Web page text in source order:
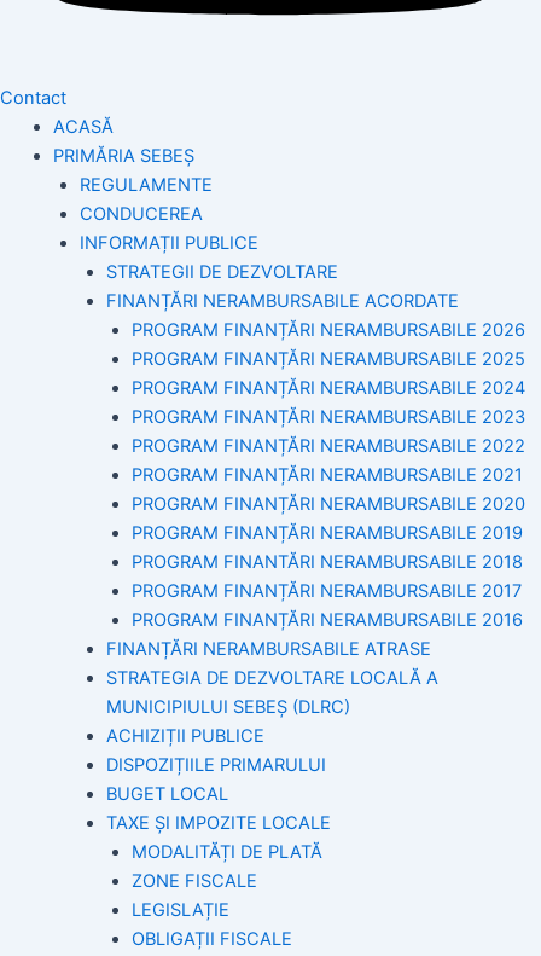
Contact
ACASĂ
PRIMĂRIA SEBEȘ
REGULAMENTE
CONDUCEREA
INFORMAȚII PUBLICE
STRATEGII DE DEZVOLTARE
FINANȚĂRI NERAMBURSABILE ACORDATE
PROGRAM FINANȚĂRI NERAMBURSABILE 2026
PROGRAM FINANȚĂRI NERAMBURSABILE 2025
PROGRAM FINANȚĂRI NERAMBURSABILE 2024
PROGRAM FINANȚĂRI NERAMBURSABILE 2023
PROGRAM FINANȚĂRI NERAMBURSABILE 2022
PROGRAM FINANȚĂRI NERAMBURSABILE 2021
PROGRAM FINANȚĂRI NERAMBURSABILE 2020
PROGRAM FINANȚĂRI NERAMBURSABILE 2019
PROGRAM FINANTĂRI NERAMBURSABILE 2018
PROGRAM FINANȚĂRI NERAMBURSABILE 2017
PROGRAM FINANȚĂRI NERAMBURSABILE 2016
FINANȚĂRI NERAMBURSABILE ATRASE
STRATEGIA DE DEZVOLTARE LOCALĂ A
MUNICIPIULUI SEBEȘ (DLRC)
ACHIZIȚII PUBLICE
DISPOZIȚIILE PRIMARULUI
BUGET LOCAL
TAXE ȘI IMPOZITE LOCALE
MODALITĂȚI DE PLATĂ
ZONE FISCALE
LEGISLAȚIE
OBLIGAȚII FISCALE